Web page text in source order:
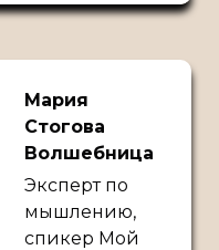
Мария
Стогова
Волшебница
Эксперт по
мышлению,
спикер Мой